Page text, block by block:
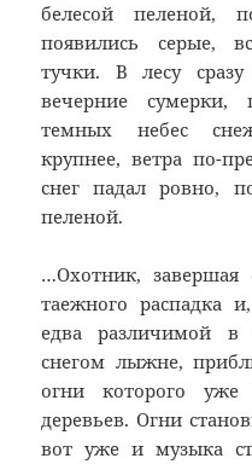
белесой пеленой,
появились серые,
тучки. В лесу
вечерние
темных небес
крупнее, ветра по-
снег падал ровно,
пеленой.
…Охотник,
таежного распадка
едва различимой в
снегом лыжне,
огни которого
деревьев. Огни
вот уже и музыка